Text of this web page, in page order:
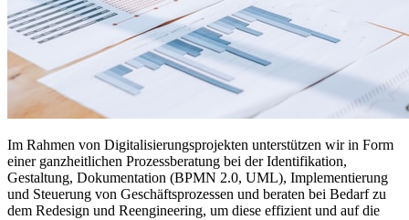
Im Rahmen von Digitalisierungsprojekten unterstützen wir in Form
einer ganzheitlichen Prozessberatung bei der Identifikation,
Gestaltung, Dokumentation (BPMN 2.0, UML), Implementierung
und Steuerung von Geschäftsprozessen und beraten bei Bedarf zu
dem Redesign und Reengineering, um diese effizient und auf die